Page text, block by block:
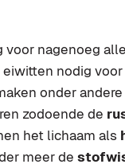
voor nagenoeg
nodig
onder
zodoende de
het lichaam als
meer de